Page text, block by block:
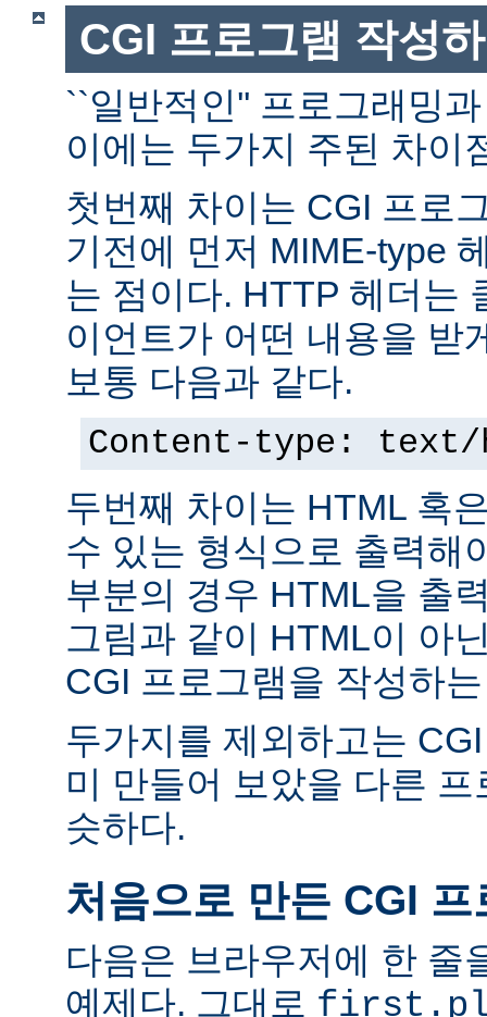
CGI 프로그램 작성
``일반적인'' 프로그래밍
이에는 두가지 주된 차이
첫번째 차이는 CGI 프로
기전에 먼저 MIME-type
는 점이다. HTTP 헤더는
이언트가 어떤 내용을 받
보통 다음과 같다.
Content-type: text/
두번째 차이는 HTML 혹
수 있는 형식으로 출력해
부분의 경우 HTML을 출
그림과 같이 HTML이 아
CGI 프로그램을 작성하
두가지를 제외하고는
미 만들어 보았을 다른
슷하다.
처음으로 만든 CGI 프
다음은 브라우저에 한 줄
예제다. 그대로